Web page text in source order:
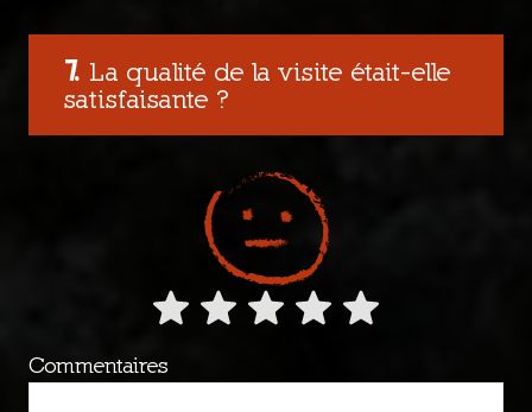
La qualité de la visite était-elle
satisfaisante ?
Commentaires